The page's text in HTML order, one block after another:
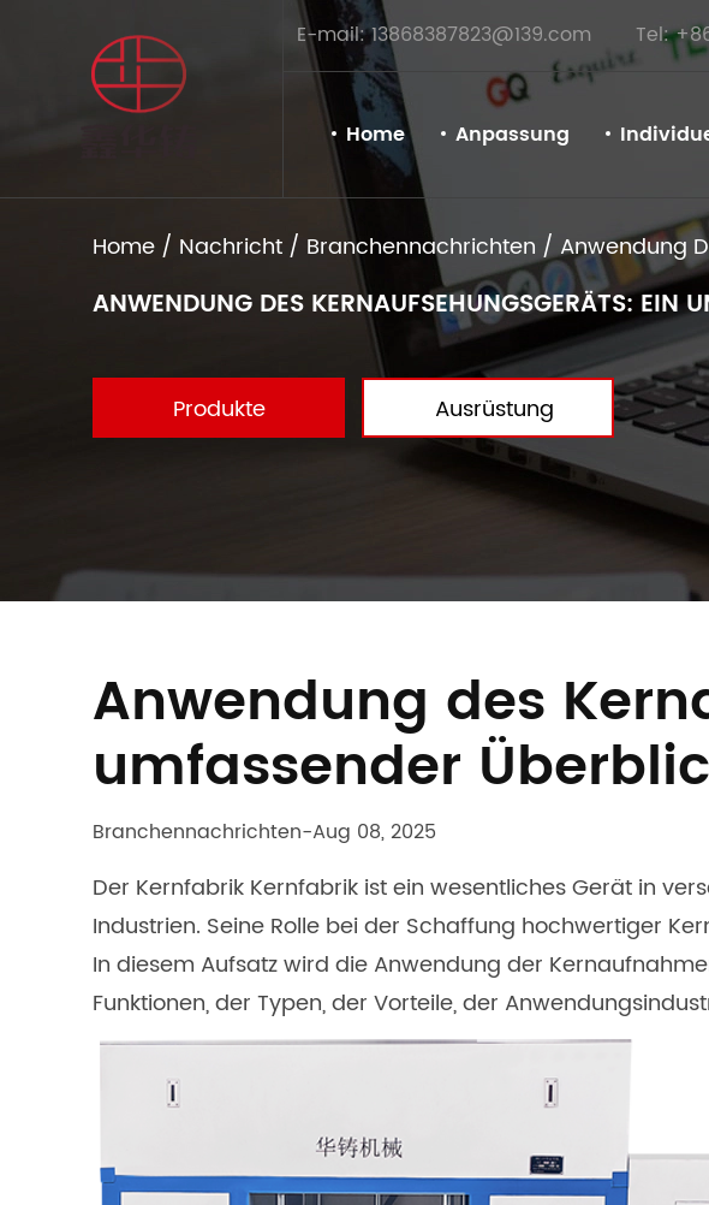
E-mail: 13868387823@139.com Tel:
Home Anpassung
Home / Nachricht / Branchennachrichten /Anwendung
ANWENDUNG DES KERNAUFSEHUNGSGERÄTS: EIN
Produkte Ausrüstung
Anwendung des
umfassender
Branchennachrichten-Aug 08, 2025
Der Kernfabrik Kernfabrik ist ein wesentliches Gerät in
Industrien. Seine Rolle bei der Schaffung hochwertiger
In diesem Aufsatz wird die Anwendung der
Funktionen, der Typen, der Vorteile, der